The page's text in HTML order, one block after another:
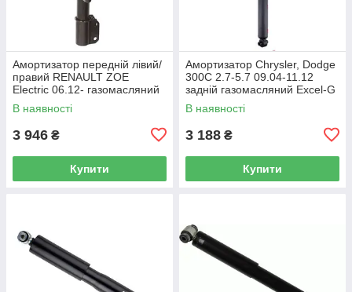
Амортизатор передній лівий/
правий RENAULT ZOE
Electric 06.12- газомасляний
(KYB) OE 543027411R
В наявності
3 946 ₴
Купити
Амортизатор Chrysler, Dodge
300C 2.7-5.7 09.04-11.12
задній газомасляний Excel-G
(Kayaba) OE 4782712AC
В наявності
3 188 ₴
Купити